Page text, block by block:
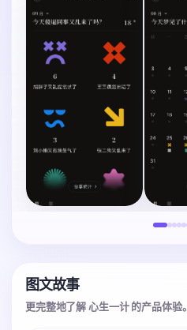
图文故事
更完整地了解 心生一计 的产品体验。